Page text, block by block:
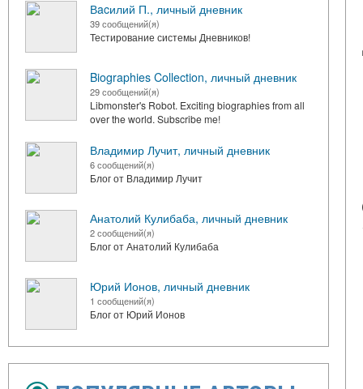
Вacилий П., личный дневник
39 сообщений(я)
Тестирование системы Дневников!
Biographies Collection, личный дневник
29 сообщений(я)
Libmonster's Robot. Exciting biographies from all
over the world. Subscribe me!
Владимир Лучит, личный дневник
6 сообщений(я)
Блог от Владимир Лучит
Анатолий Кулибаба, личный дневник
2 сообщений(я)
Блог от Анатолий Кулибаба
Юрий Ионов, личный дневник
1 сообщений(я)
Блог от Юрий Ионов